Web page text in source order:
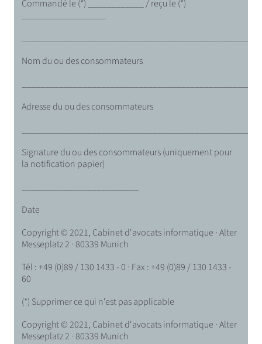
Commandé le (*) ____________ / reçu le (*)
Nom du ou des consommateurs
Adresse du ou des consommateurs
Signature du ou des consommateurs (uniquement pour
la notification papier)
Date
Copyright © 2021, Cabinet d'avocats informatique · Alter
Messeplatz 2 · 80339 Munich
Tél : +49 (0)89 / 130 1433 - 0 · Fax : +49 (0)89 / 130 1433 -
60
(*) Supprimer ce qui n'est pas applicable
Copyright © 2021, Cabinet d'avocats informatique · Alter
Messeplatz 2 · 80339 Munich